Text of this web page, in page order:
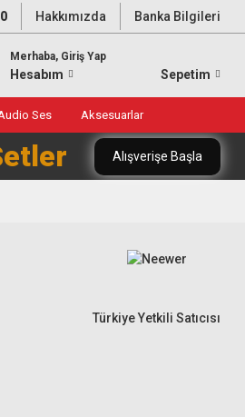
Hakkımızda Banka Bilgileri
Merhaba, Giriş Yap
Hesabım Sepetim
Ses Aksesuarlar
Alışverişe Başla
Türkiye Yetkili Satıcısı